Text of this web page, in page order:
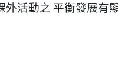
外活動之 平衡發展有